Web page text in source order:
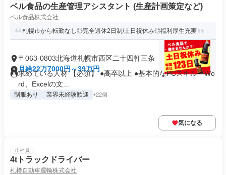
ベル食品の生産管理アシスタント (生産計画策定など)
ベル食品株式会社
札幌市から転勤なし◎完全週休2日制/土日祝休み◎福利厚生充実
〒063-0803北海道札幌市西区二十四軒三条
月給22万7000円～39万円
求めている人材 【必須】 ●高卒以上 ●基本的なPCスキル └Wo
rd、Excelの文...
制服あり 業界未経験歓迎 +22個
気になる
正社員
4tトラックドライバー
札樽自動車運輸株式会社